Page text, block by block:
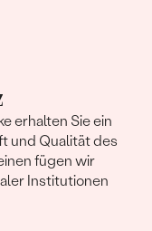
erhalten Sie ein
und Qualität des
fügen wir
Institutionen